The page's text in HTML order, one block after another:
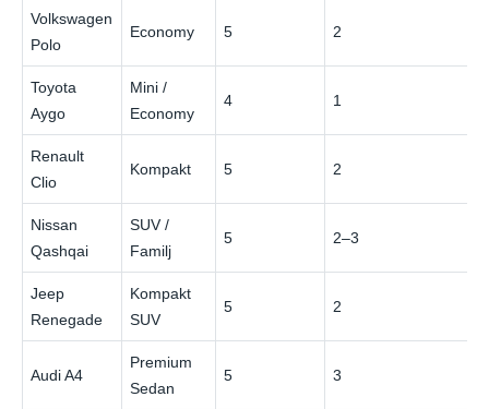
Volkswagen
Polo
Economy 5 2
Toyota
Aygo
Mini /
Economy
4 1
Renault
Clio
Kompakt 5 2
Nissan
Qashqai
SUV /
Familj
5 2–3
Jeep
Renegade
Kompakt
SUV
5 2
Audi A4
Premium
Sedan
5 3